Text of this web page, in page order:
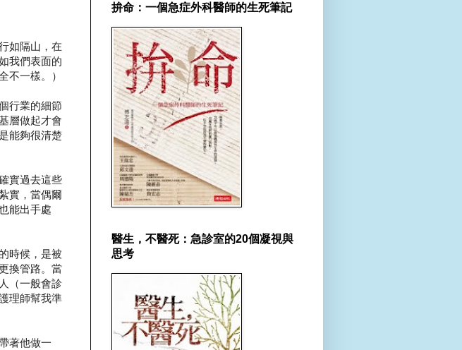
如隔山，在
我們表面的
不一樣。）
行業的細節
層做起才會
能夠很清楚
實過去這些
實，當偶爾
能出手處
時候，是被
換管路。當
（一般會診
理師幫我準
著他做一
拚命：一個急症外科醫師的生死筆記
醫生，不醫死：急診室的20個凝視與
思考